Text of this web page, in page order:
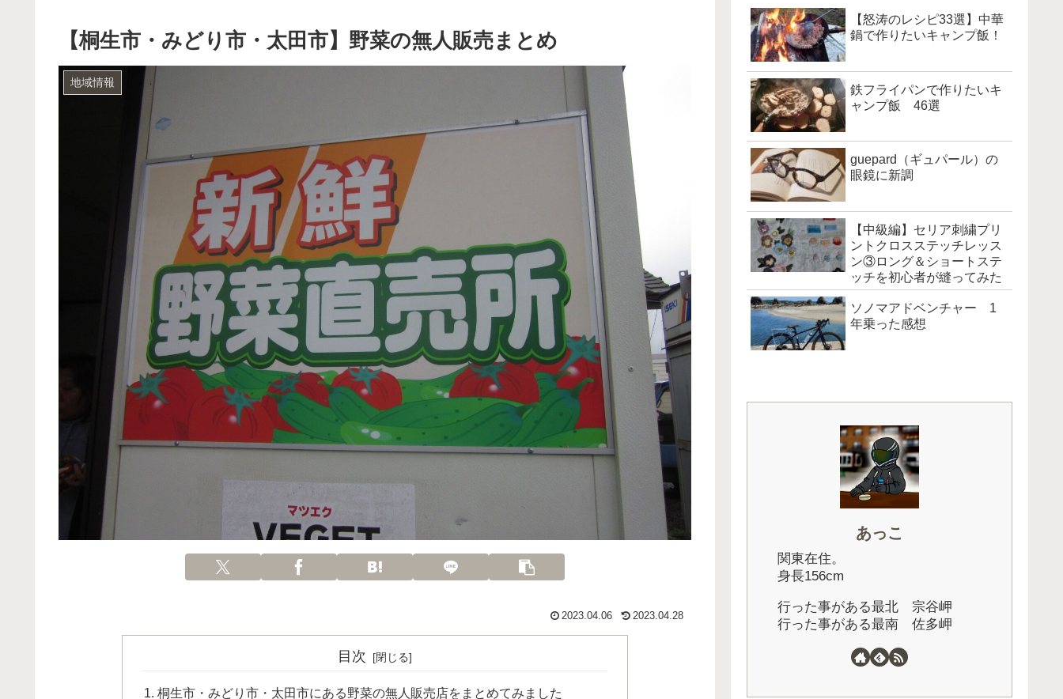
【桐生市・みどり市・太田市】野菜の無人販売まとめ
地域情報
2023.04.06 2023.04.28
目次
桐生市・みどり市・太田市にある野菜の無人販売店をまとめてみました
【怒涛のレシピ33選】中華
鍋で作りたいキャンプ飯！
鉄フライパンで作りたいキ
ャンプ飯 46選
guepard（ギュパール）の
眼鏡に新調
【中級編】セリア刺繍プリ
ントクロスステッチレッス
ン③ロング＆ショートステ
ッチを初心者が縫ってみた
ソノマアドベンチャー 1
年乗った感想
あっこ
関東在住。
身長156cm
行った事がある最北 宗谷岬
行った事がある最南 佐多岬